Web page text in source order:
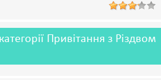
Привітання з Різдвом